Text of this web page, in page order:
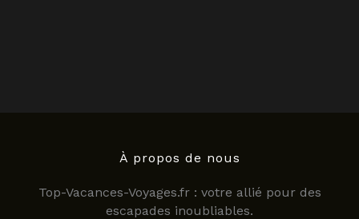
À propos de nous
Top-Vacances-Voyages.fr : votre allié pour des
escapades inoubliables.